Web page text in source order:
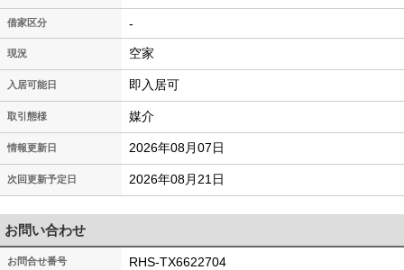
借家区分 -
現況 空家
入居可能日 即入居可
取引態様 媒介
情報更新日 2026年08月07日
次回更新予定日 2026年08月21日
お問い合わせ
お問合せ番号 RHS-TX6622704